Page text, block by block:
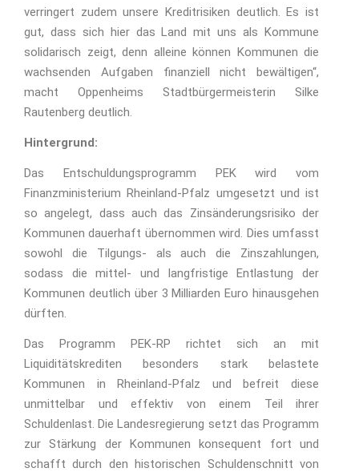
verringert zudem unsere Kreditrisiken deutlich. Es ist
gut, dass sich hier das Land mit uns als Kommune
solidarisch zeigt, denn alleine können Kommunen die
wachsenden Aufgaben finanziell nicht bewältigen“,
macht Oppenheims Stadtbürgermeisterin Silke
Rautenberg deutlich.
Hintergrund:
Das Entschuldungsprogramm PEK wird vom
Finanzministerium Rheinland-Pfalz umgesetzt und ist
so angelegt, dass auch das Zinsänderungsrisiko der
Kommunen dauerhaft übernommen wird. Dies umfasst
sowohl die Tilgungs- als auch die Zinszahlungen,
sodass die mittel- und langfristige Entlastung der
Kommunen deutlich über 3 Milliarden Euro hinausgehen
dürften.
Das Programm PEK-RP richtet sich an mit
Liquiditätskrediten besonders stark belastete
Kommunen in Rheinland-Pfalz und befreit diese
unmittelbar und effektiv von einem Teil ihrer
Schuldenlast. Die Landesregierung setzt das Programm
zur Stärkung der Kommunen konsequent fort und
schafft durch den historischen Schuldenschnitt von